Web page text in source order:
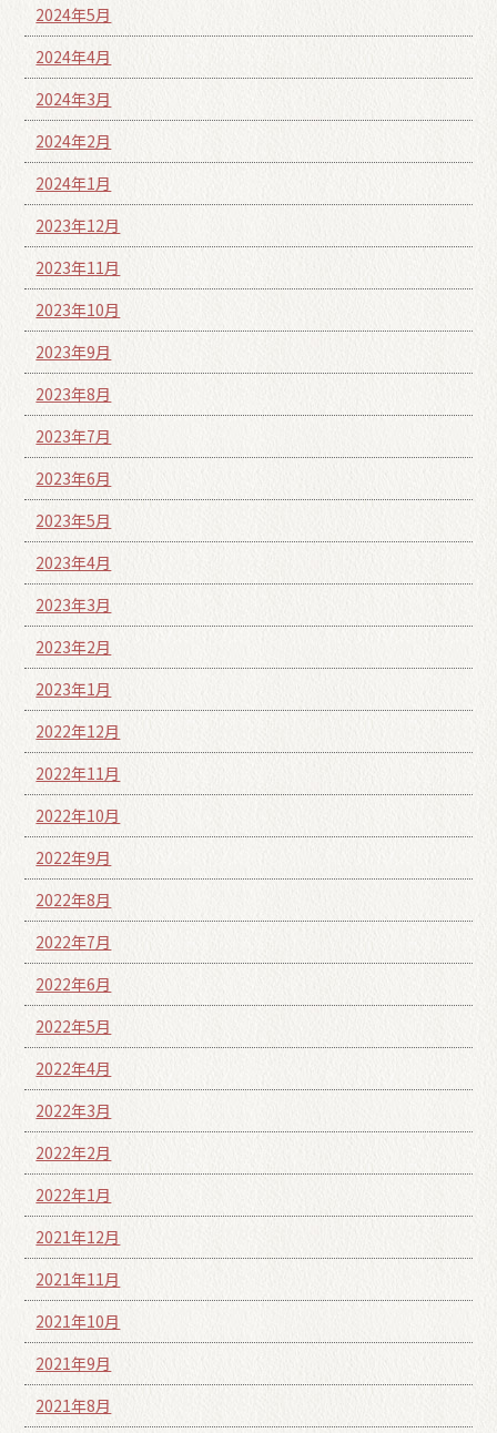
2024年5月
2024年4月
2024年3月
2024年2月
2024年1月
2023年12月
2023年11月
2023年10月
2023年9月
2023年8月
2023年7月
2023年6月
2023年5月
2023年4月
2023年3月
2023年2月
2023年1月
2022年12月
2022年11月
2022年10月
2022年9月
2022年8月
2022年7月
2022年6月
2022年5月
2022年4月
2022年3月
2022年2月
2022年1月
2021年12月
2021年11月
2021年10月
2021年9月
2021年8月